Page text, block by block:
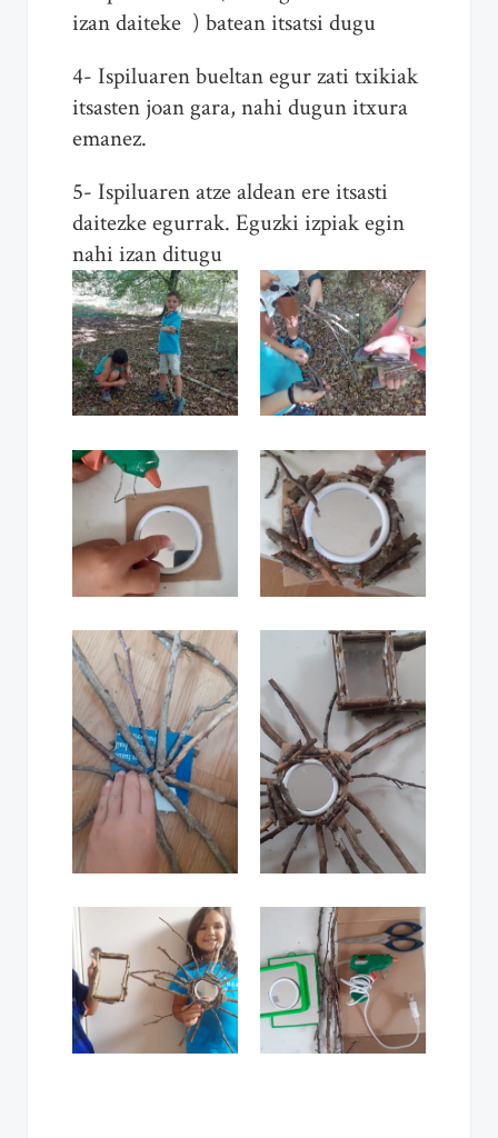
izan daiteke ) batean itsatsi dugu
4- Ispiluaren bueltan egur zati txikiak
itsasten joan gara, nahi dugun itxura
emanez.
5- Ispiluaren atze aldean ere itsasti
daitezke egurrak. Eguzki izpiak egin
nahi izan ditugu